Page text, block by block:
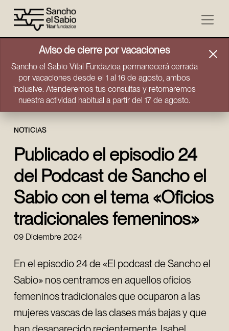
Ir directamente al contenido
Aviso de cierre por vacaciones
Sancho el Sabio Vital Fundazioa permanecerá cerrada
por vacaciones desde el 1 al 16 de agosto, ambos
inclusive. Atenderemos tus consultas y retomaremos
nuestra actividad habitual a partir del 17 de agosto.
NOTICIAS
Publicado el episodio 24
del Podcast de Sancho el
Sabio con el tema «Oficios
tradicionales femeninos»
09 Diciembre 2024
En el episodio 24 de «El podcast de Sancho el
Sabio» nos centramos en aquellos oficios
femeninos tradicionales que ocuparon a las
mujeres vascas de las clases más bajas y que